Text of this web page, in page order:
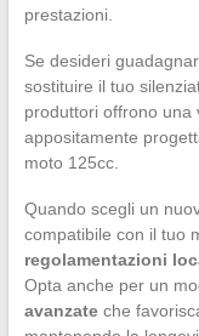
prestazioni.
Se desideri
sostituire il tuo
produttori offrono una
appositamente
moto 125cc.
Quando scegli un
compatibile con il tuo
regolamentazioni
Opta anche per un
avanzateche